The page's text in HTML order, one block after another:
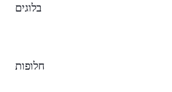
בלוגים
חלופות